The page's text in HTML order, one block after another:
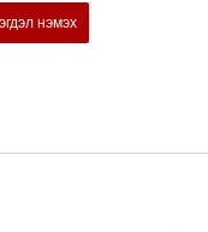
нэмэх